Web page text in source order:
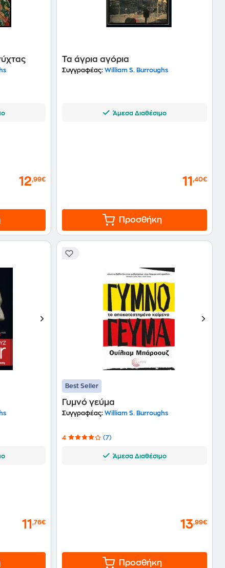
12,99€
Τα άγρια αγόρια
Συγγραφέας:William S. Burroughs
Άμεσα Διαθέσιμο
11 ,40€
Προσθήκη
11 ,76€
Best Seller
Γυμνό γεύμα
Συγγραφέας:William S. Burroughs
4 (7)
Άμεσα Διαθέσιμο
13,99€
Προσθήκη